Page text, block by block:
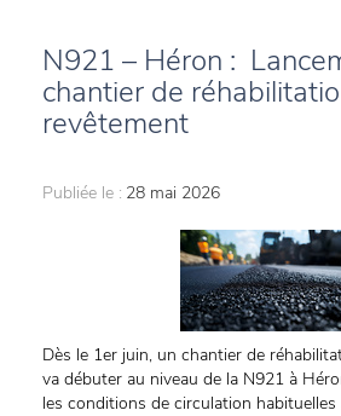
N921 – Héron :
chantier de
revêtement
Publiée le : 28 mai 2026
Dès le 1er juin, un chantier de
va débuter au niveau de la N921 à
les conditions de circulation